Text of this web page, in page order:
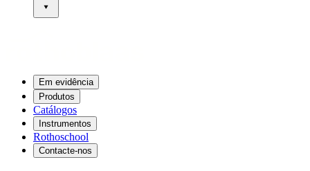
Em evidência
Produtos
Catálogos
Instrumentos
Rothoschool
Contacte-nos